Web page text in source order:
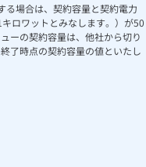
る場合は、契約容量と契約電力
ロワットとみなします。）が50
ーの契約容量は、他社から切り
了時点の契約容量の値といたし